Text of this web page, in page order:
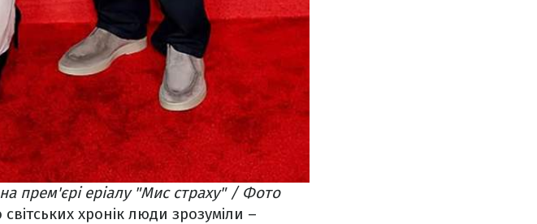
прем'єрі еріалу "Мис страху" / Фото
хронік люди зрозуміли –